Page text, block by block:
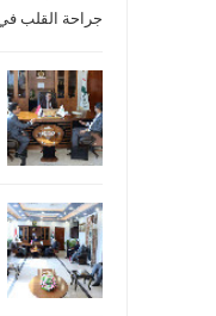
جراحة القلب